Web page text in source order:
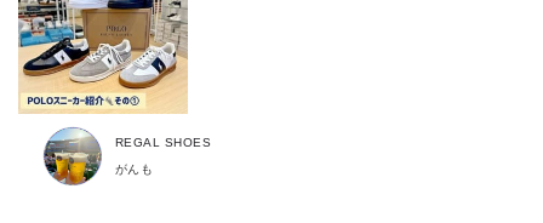
REGAL SHOES
がんも